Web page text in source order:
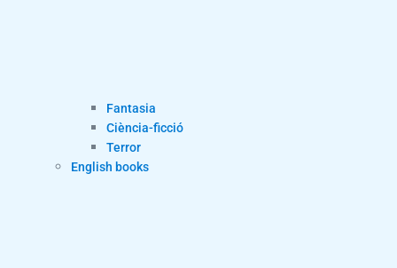
Fantasia
Ciència-ficció
Terror
English books